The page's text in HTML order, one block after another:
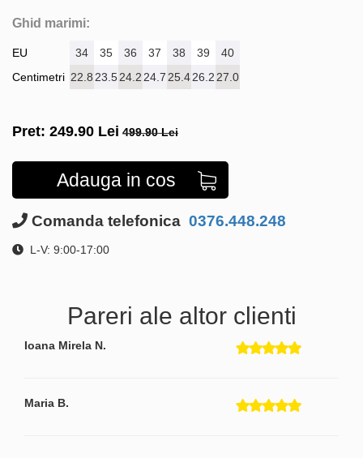
Ghid marimi:
EU
Centimetri
34 35 36 37 38 39
40
22.8 23.524.2 24.7 25.426.2 27.0
Pret: 249.90 Lei 499.90 Lei
Adauga in cos
Comanda telefonica 0376.448.248
L-V: 9:00-17:00
Pareri ale altor clienti
Ioana Mirela N.
Maria B.